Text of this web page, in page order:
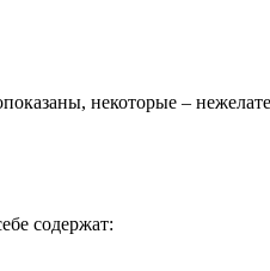
некоторые –
содержат: